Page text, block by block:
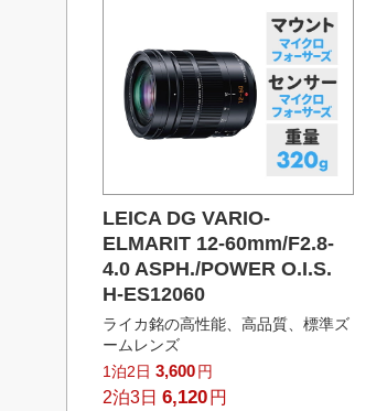
LEICA DG VARIO-
ELMARIT 12-60mm/F2.8-
4.0 ASPH./POWER O.I.S.
H-ES12060
ライカ銘の高性能、高品質、標準ズ
ームレンズ
1泊2日 3,600円
2泊3日 6,120 円